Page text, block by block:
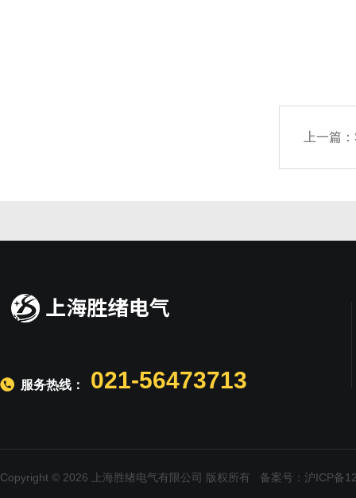
上一篇：
服务热线： 021-56473713
Copyright © 2026 上海胜绪电气有限公司 版权所有 备案号：沪ICP备